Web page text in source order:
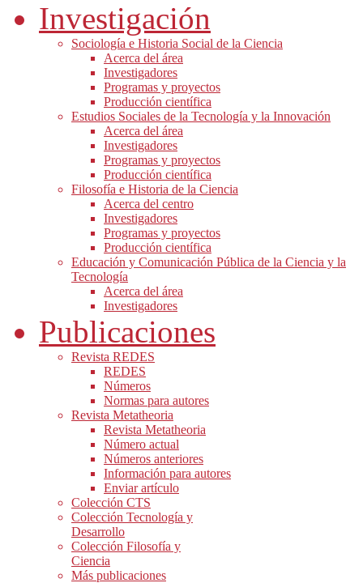
Investigación
Sociología e Historia Social de la Ciencia
Acerca del área
Investigadores
Programas y proyectos
Producción científica
Estudios Sociales de la Tecnología y la Innovación
Acerca del área
Investigadores
Programas y proyectos
Producción científica
Filosofía e Historia de la Ciencia
Acerca del centro
Investigadores
Programas y proyectos
Producción científica
Educación y Comunicación Pública de la Ciencia y la
Tecnología
Acerca del área
Investigadores
Publicaciones
Revista REDES
REDES
Números
Normas para autores
Revista Metatheoria
Revista Metatheoria
Número actual
Números anteriores
Información para autores
Enviar artículo
Colección CTS
Colección Tecnología y
Desarrollo
Colección Filosofía y
Ciencia
Más publicaciones